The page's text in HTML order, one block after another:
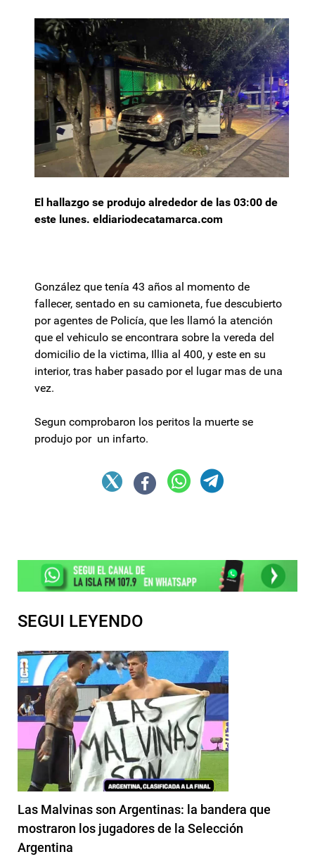
El hallazgo se produjo alrededor de las 03:00 de
este lunes. eldiariodecatamarca.com
González que tenía 43 años al momento de
fallecer, sentado en su camioneta, fue descubierto
por agentes de Policía, que les llamó la atención
que el vehiculo se encontrara sobre la vereda del
domicilio de la victima, Illia al 400, y este en su
interior, tras haber pasado por el lugar mas de una
vez.
Segun comprobaron los peritos la muerte se
produjo por un infarto.
SEGUI LEYENDO
Las Malvinas son Argentinas: la bandera que
mostraron los jugadores de la Selección
Argentina